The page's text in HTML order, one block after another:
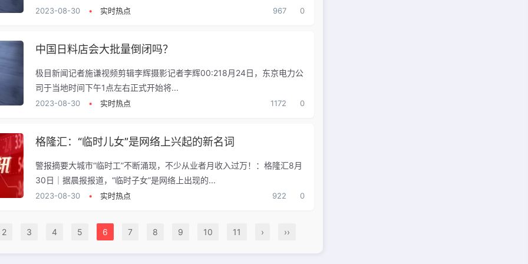
2023-08-30 • 实时热点 967 0
中国日料店会大批量倒闭吗？
极目新闻记者施谦视频剪辑李辉摄影记者李辉00:218月24日，东京电力公
司于当地时间下午1点左右正式开始将...
2023-08-30 • 实时热点 1172 0
格隆汇：“临时儿女”是网络上兴起的新名词
警报摘要大城市“临时工”不断涌现，不少从业者月收入过万！：格隆汇8月
30日｜据晨报报道，“临时子女”是网络上出现的...
2023-08-30 • 实时热点 922 0
2 3 4 5 6 7 8 9 10 11 › ››